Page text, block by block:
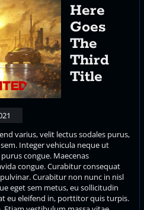
Here
Goes
The
Third
Title
varius, velit lectus sodales purus,
Integer vehicula neque ut
congue. Maecenas
congue. Curabitur consequat
Curabitur non nunc in nisl
eget sem metus, eu sollicitudin
eu eleifend in, porttitor quis turpis.